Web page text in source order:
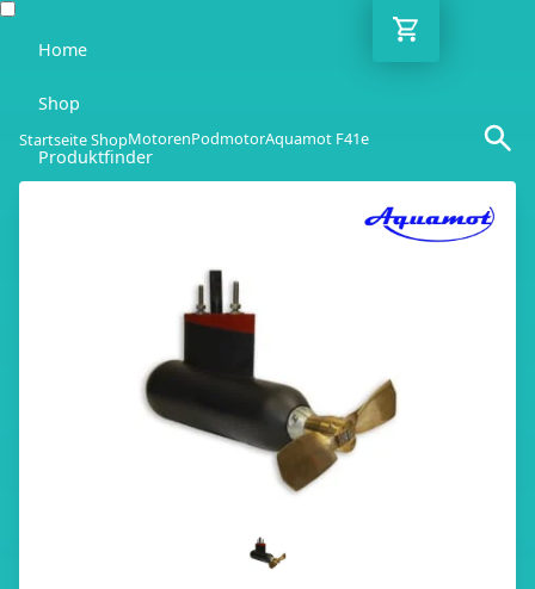
Home
Shop
Produktfinder
Startseite ShopMotorenPodmotorAquamot F41e